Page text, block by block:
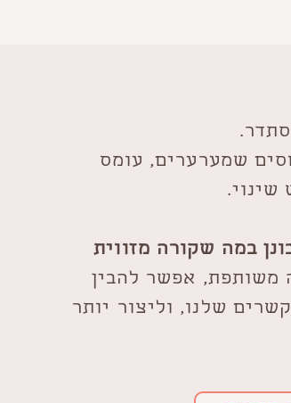
שמערערים, עומס
במה שקורה מזווית
משותפת, אפשר להבין
שלנו, וליצור יותר